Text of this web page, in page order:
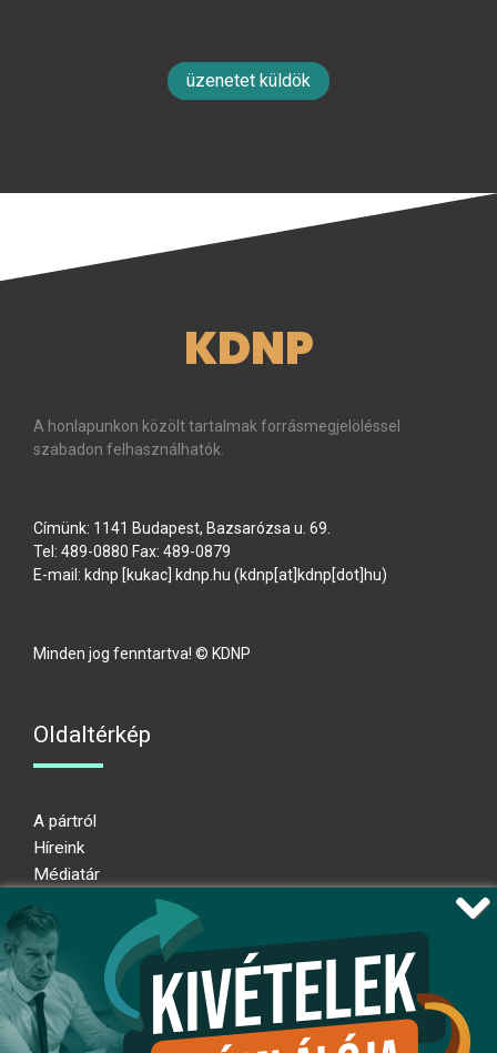
üzenetet küldök
KDNP
A honlapunkon közölt tartalmak forrásmegjelöléssel
szabadon felhasználhatók.
Címünk: 1141 Budapest, Bazsarózsa u. 69.
Tel: 489-0880 Fax: 489-0879
E-mail: kdnp [kukac] kdnp.hu (kdnp[at]kdnp[dot]hu)
Minden jog fenntartva! © KDNP
Oldaltérkép
A pártról
Híreink
Médiatár
Adatkezelési nyilatkozat
Átláthatósági nyilatkozat
Ugrás az oldal tetejére
Kövessen minket!